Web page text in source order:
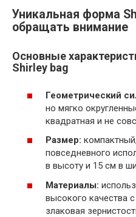
Уникальная форма
обращать внимание
Основные
Shirley bag
Геометрический
но мягко
квадратная и не
Размер:
повседневного
в высоту и 15 см в
Материалы:
высокого качества
злаковая